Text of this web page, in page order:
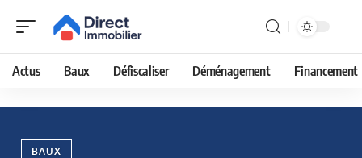
Actus Baux Défiscaliser Déménagement Financement
BAUX